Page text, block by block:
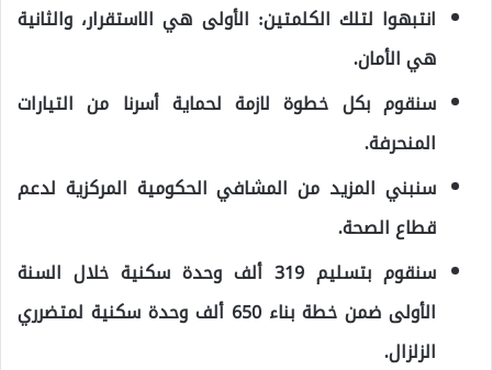
انتبهوا لتلك الكلمتين: الأولى هي الاستقرار، والثانية
هي الأمان.
سنقوم بكل خطوة لازمة لحماية أسرنا من التيارات
المنحرفة.
سنبني المزيد من المشافي الحكومية المركزية لدعم
قطاع الصحة.
سنقوم بتسليم 319 ألف وحدة سكنية خلال السنة
الأولى ضمن خطة بناء 650 ألف وحدة سكنية لمتضرري
الزلزال.